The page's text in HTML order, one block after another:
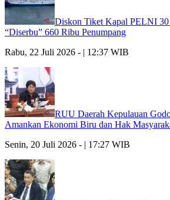
Diskon Tiket Kapal PELNI 30
“Diserbu” 660 Ribu Penumpang
Rabu, 22 Juli 2026 - | 12:37 WIB
RUU Daerah Kepulauan
Amankan Ekonomi Biru dan Hak
Senin, 20 Juli 2026 - | 17:27 WIB